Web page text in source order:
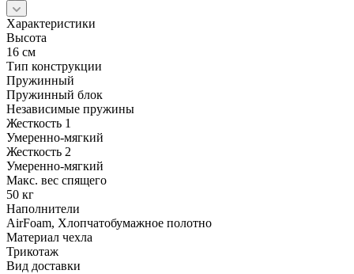
Характеристики
Высота
16 см
Тип конструкции
Пружинный
Пружинный блок
Независимые пружины
Жесткость 1
Умеренно-мягкий
Жесткость 2
Умеренно-мягкий
Макс. вес спящего
50 кг
Наполнители
AirFoam, Хлопчатобумажное полотно
Материал чехла
Трикотаж
Вид доставки